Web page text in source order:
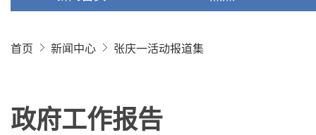
首页 新闻中心 张庆一活动报道集
政府工作报告